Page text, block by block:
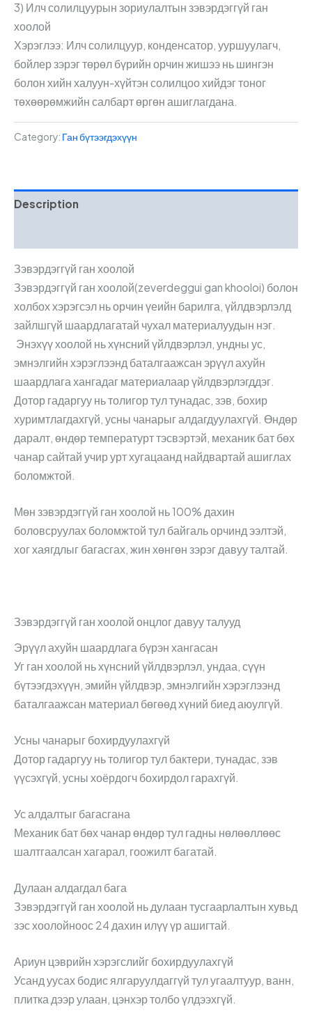
3) Илч солилцуурын зориулалтын зэвэрдэггүй ган
хоолой
Хэрэглээ: Илч солилцуур, конденсатор, ууршуулагч,
бойлер зэрэг төрөл бүрийн орчин жишээ нь шингэн
болон хийн халуун-хүйтэн солилцоо хийдэг тоног
төхөөрөмжийн салбарт өргөн ашиглагдана.
Category: Ган бүтээгдэхүүн
Description
Зэвэрдэггүй ган хоолой
Зэвэрдэггүй ган хоолой(zeverdeggui gan khooloi) болон
холбох хэрэгсэл нь орчин үеийн барилга, үйлдвэрлэлд
зайлшгүй шаардлагатай чухал материалуудын нэг.
Энэхүү хоолой нь хүнсний үйлдвэрлэл, ундны ус,
эмнэлгийн хэрэглээнд баталгаажсан эрүүл ахуйн
шаардлага хангадаг материалаар үйлдвэрлэгддэг.
Дотор гадаргуу нь толигор тул тунадас, зэв, бохир
хуримтлагдахгүй, усны чанарыг алдагдуулахгүй. Өндөр
даралт, өндөр температурт тэсвэртэй, механик бат бөх
чанар сайтай учир урт хугацаанд найдвартай ашиглах
боломжтой.
Мөн зэвэрдэггүй ган хоолой нь 100% дахин
боловсруулах боломжтой тул байгаль орчинд ээлтэй,
хог хаягдлыг багасгах, жин хөнгөн зэрэг давуу талтай.
Зэвэрдэггүй ган хоолой онцлог давуу талууд
Эрүүл ахуйн шаардлага бүрэн хангасан
Уг ган хоолой нь хүнсний үйлдвэрлэл, ундаа, сүүн
бүтээгдэхүүн, эмийн үйлдвэр, эмнэлгийн хэрэглээнд
баталгаажсан материал бөгөөд хүний биед аюулгүй.
Усны чанарыг бохирдуулахгүй
Дотор гадаргуу нь толигор тул бактери, тунадас, зэв
үүсэхгүй, усны хоёрдогч бохирдол гарахгүй.
Ус алдалтыг багасгана
Механик бат бөх чанар өндөр тул гадны нөлөөллөөс
шалтгаалсан хагарал, гоожилт багатай.
Дулаан алдагдал бага
Зэвэрдэггүй ган хоолой нь дулаан тусгаарлалтын хувьд
зэс хоолойноос 24 дахин илүү үр ашигтай.
Ариун цэврийн хэрэгслийг бохирдуулахгүй
Усанд уусах бодис ялгаруулдаггүй тул угаалтуур, ванн,
плитка дээр улаан, цэнхэр толбо үлдээхгүй.